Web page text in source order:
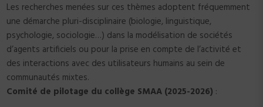
Les recherches menées sur ces thèmes adoptent fréquemment
une démarche pluri-disciplinaire (biologie, linguistique,
psychologie, sociologie…) dans la modélisation de sociétés
d’agents artificiels ou pour la prise en compte de l’activité et
des interactions avec des utilisateurs humains au sein de
communautés mixtes.
Comité de pilotage du collège SMAA (2025-2026) :